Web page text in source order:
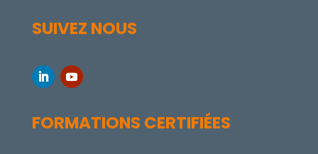
SUIVEZ NOUS
FORMATIONS CERTIFIÉES